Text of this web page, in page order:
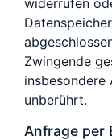
widerrufen
Zwingende
insbesondere
unberührt.
Anfrage per